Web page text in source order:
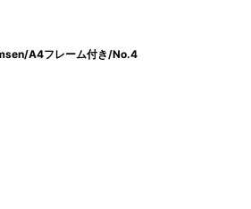
A4フレーム付き/No.4